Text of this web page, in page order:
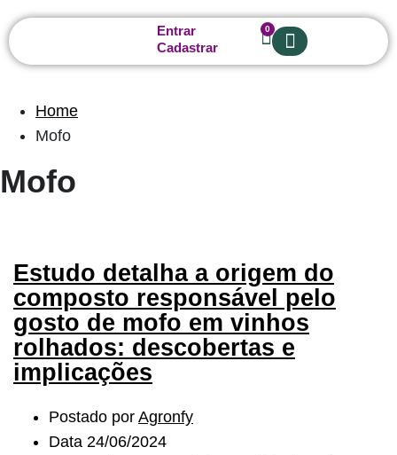
Entrar
Cadastrar
0
Home
Mofo
Mofo
Estudo detalha a origem do
composto responsável pelo
gosto de mofo em vinhos
rolhados: descobertas e
implicações
Postado por Agronfy
Data 24/06/2024